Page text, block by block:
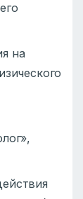
на